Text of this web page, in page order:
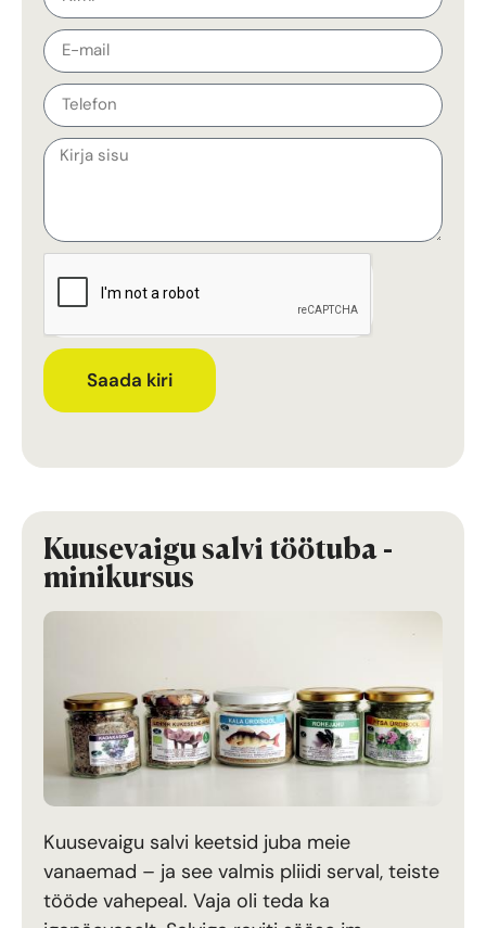
Saada kiri
Kuusevaigu salvi töötuba -
minikursus
Kuusevaigu salvi keetsid juba meie
vanaemad – ja see valmis pliidi serval, teiste
tööde vahepeal. Vaja oli teda ka